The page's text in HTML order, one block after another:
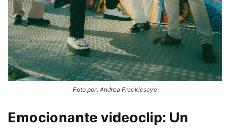
Foto por: Andrea Freckleseye
Emocionante videoclip: Un